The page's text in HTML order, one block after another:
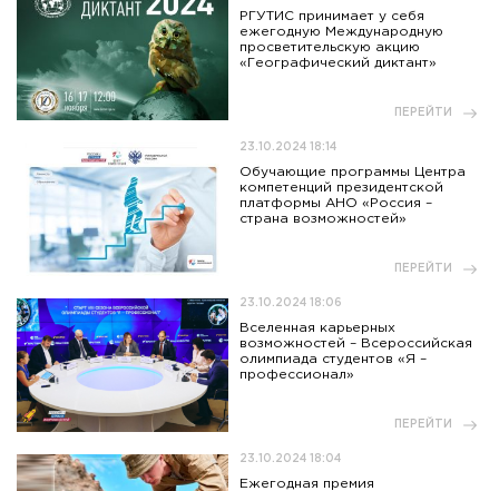
РГУТИС принимает у себя
ежегодную Международную
просветительскую акцию
«Географический диктант»
ПЕРЕЙТИ
23.10.2024 18:14
Обучающие программы Центра
компетенций президентской
платформы АНО «Россия –
страна возможностей»
ПЕРЕЙТИ
23.10.2024 18:06
Вселенная карьерных
возможностей – Всероссийская
олимпиада студентов «Я –
профессионал»
ПЕРЕЙТИ
23.10.2024 18:04
Ежегодная премия